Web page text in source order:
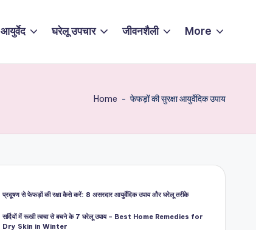
आयुर्वेद घरेलू उपचार जीवनशैली More
Home - फेफड़ों की सुरक्षा आयुर्वेदिक उपाय
प्रदूषण से फेफड़ों की रक्षा कैसे करें: 8 असरदार आयुर्वेदिक उपाय और घरेलू तरीके
सर्दियों में रूखी त्वचा से बचने के 7 घरेलू उपाय – Best Home Remedies for
Dry Skin in Winter